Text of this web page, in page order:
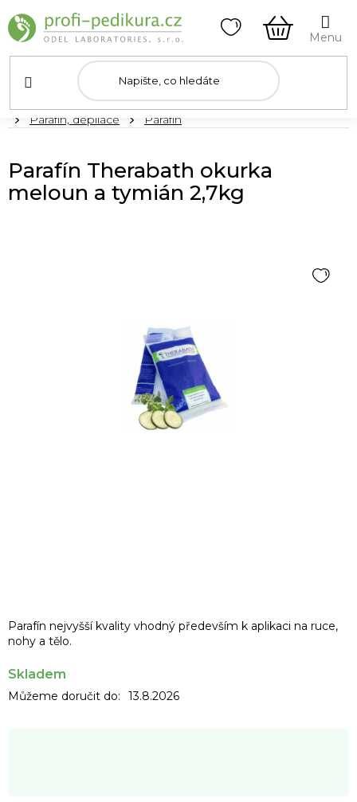
na
obsah
NÁKUPNÍ
KOŠÍK
DomůParafín, depilace Parafín
Parafín nejvyšší kvality vhodný především k aplikaci na ruce,
nohy a tělo.
Skladem
Můžeme doručit do: 13.8.2026
Parafín Therabath okurka
meloun a tymián 2,7kg